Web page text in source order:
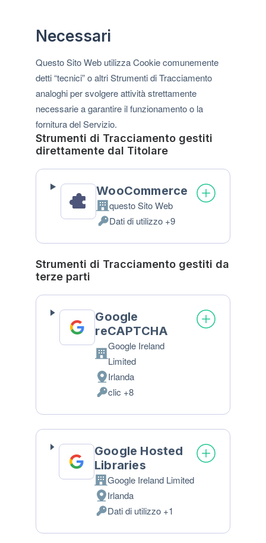
Necessari
Questo Sito Web utilizza Cookie comunemente
detti “tecnici” o altri Strumenti di Tracciamento
analoghi per svolgere attività strettamente
necessarie a garantire il funzionamento o la
fornitura del Servizio.
Strumenti di Tracciamento gestiti
direttamente dal Titolare
WooCommerce
Azienda:
questo Sito Web
Dati
Personali
trattati:
Dati di utilizzo +9
Strumenti di Tracciamento gestiti da
terze parti
Google
reCAPTCHA
Azienda:
Google Ireland
Limited
Luogo
del
trattamento:
Irlanda
Dati
Personali
trattati:
clic +8
Google Hosted
Libraries
Azienda:
Google Ireland Limited
Luogo
del
trattamento:
Irlanda
Dati
Personali
Dati di utilizzo +1